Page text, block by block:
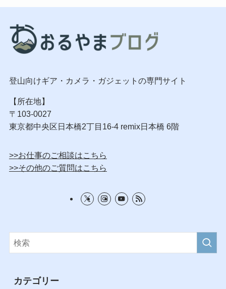
登山向けギア・カメラ・ガジェットの専門サイト
【所在地】
〒103-0027
東京都中央区日本橋2丁目16-4 remix日本橋 6階
>>お仕事のご相談はこちら
>>その他のご質問はこちら
カテゴリー